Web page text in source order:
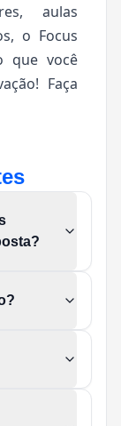
aulas
o Focus
que você
Faça